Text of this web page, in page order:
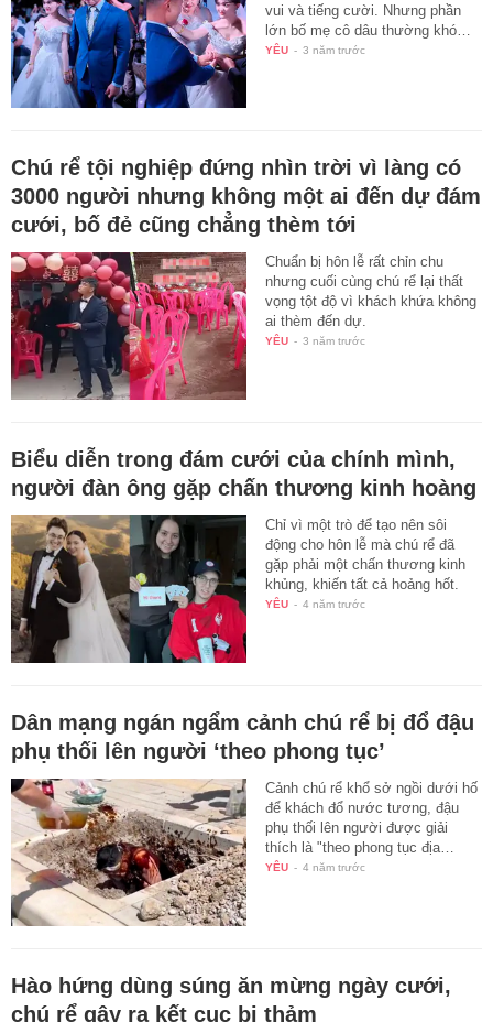
vui và tiếng cười. Nhưng phần
lớn bố mẹ cô dâu thường khó…
YÊU - 3 năm trước
Chú rể tội nghiệp đứng nhìn trời vì làng có
3000 người nhưng không một ai đến dự đám
cưới, bố đẻ cũng chẳng thèm tới
Chuẩn bị hôn lễ rất chỉn chu
nhưng cuối cùng chú rể lại thất
vọng tột độ vì khách khứa không
ai thèm đến dự.
YÊU - 3 năm trước
Biểu diễn trong đám cưới của chính mình,
người đàn ông gặp chấn thương kinh hoàng
Chỉ vì một trò để tạo nên sôi
động cho hôn lễ mà chú rể đã
gặp phải một chấn thương kinh
khủng, khiến tất cả hoảng hốt.
YÊU - 4 năm trước
Dân mạng ngán ngẩm cảnh chú rể bị đổ đậu
phụ thối lên người ‘theo phong tục’
Cảnh chú rể khổ sở ngồi dưới hố
để khách đổ nước tương, đậu
phụ thối lên người được giải
thích là "theo phong tục địa…
YÊU - 4 năm trước
Hào hứng dùng súng ăn mừng ngày cưới,
chú rể gây ra kết cục bi thảm